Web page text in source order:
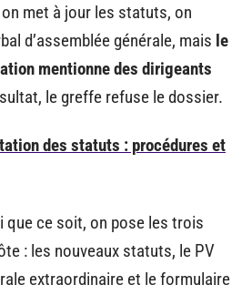
met à jour les statuts, on
d’assemblée générale, mais le
mentionne des dirigeants
le greffe refuse le dossier.
des statuts : procédures et
que ce soit, on pose les trois
: les nouveaux statuts, le PV
extraordinaire et le formulaire